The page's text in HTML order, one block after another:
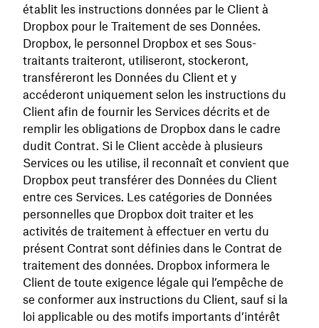
établit les instructions données par le Client à
Dropbox pour le Traitement de ses Données.
Dropbox, le personnel Dropbox et ses Sous-
traitants traiteront, utiliseront, stockeront,
transféreront les Données du Client et y
accéderont uniquement selon les instructions du
Client afin de fournir les Services décrits et de
remplir les obligations de Dropbox dans le cadre
dudit Contrat. Si le Client accède à plusieurs
Services ou les utilise, il reconnaît et convient que
Dropbox peut transférer des Données du Client
entre ces Services. Les catégories de Données
personnelles que Dropbox doit traiter et les
activités de traitement à effectuer en vertu du
présent Contrat sont définies dans le Contrat de
traitement des données. Dropbox informera le
Client de toute exigence légale qui l’empêche de
se conformer aux instructions du Client, sauf si la
loi applicable ou des motifs importants d’intérêt